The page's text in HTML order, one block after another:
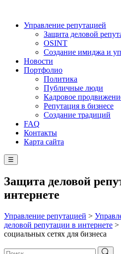
Управление репутацией
Защита деловой
OSINT
Создание имиджа и
Новости
Портфолио
Политика
Публичные люди
Кадровое
Репутация в бизнесе
Создание традиций
FAQ
Контакты
Карта сайта
☰
Защита деловой
интернете
Управление репутацией >
деловой репутации в интернете >
социальных сетях для бизнеса